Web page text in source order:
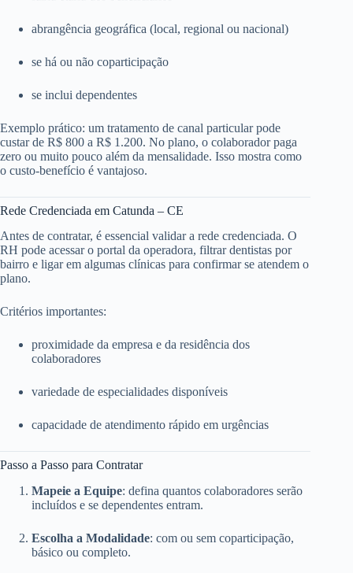
abrangência geográfica (local, regional ou nacional)
se há ou não coparticipação
se inclui dependentes
Exemplo prático: um tratamento de canal particular pode
custar de R$ 800 a R$ 1.200. No plano, o colaborador paga
zero ou muito pouco além da mensalidade. Isso mostra como
o custo-benefício é vantajoso.
Rede Credenciada em Catunda – CE
Antes de contratar, é essencial validar a rede credenciada. O
RH pode acessar o portal da operadora, filtrar dentistas por
bairro e ligar em algumas clínicas para confirmar se atendem o
plano.
Critérios importantes:
proximidade da empresa e da residência dos
colaboradores
variedade de especialidades disponíveis
capacidade de atendimento rápido em urgências
Passo a Passo para Contratar
Mapeie a Equipe: defina quantos colaboradores serão
incluídos e se dependentes entram.
Escolha a Modalidade: com ou sem coparticipação,
básico ou completo.